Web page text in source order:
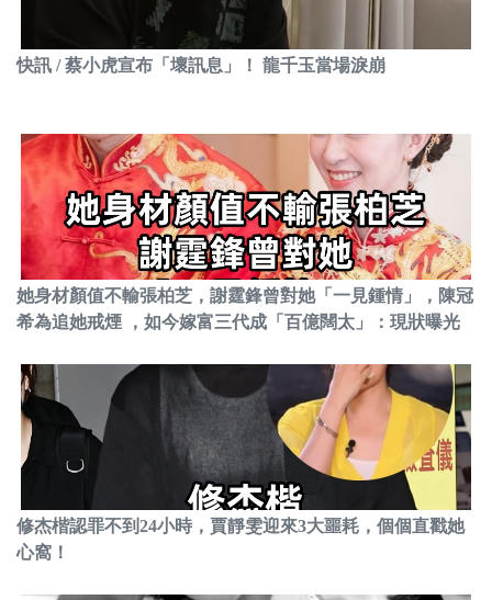
快訊 / 蔡小虎宣布「壞訊息」！ 龍千玉當場淚崩
她身材顏值不輸張柏芝，謝霆鋒曾對她「一見鍾情」，陳冠
希為追她戒煙 ，如今嫁富三代成「百億闊太」：現狀曝光
修杰楷認罪不到24小時，賈靜雯迎來3大噩耗，個個直戳她
心窩！